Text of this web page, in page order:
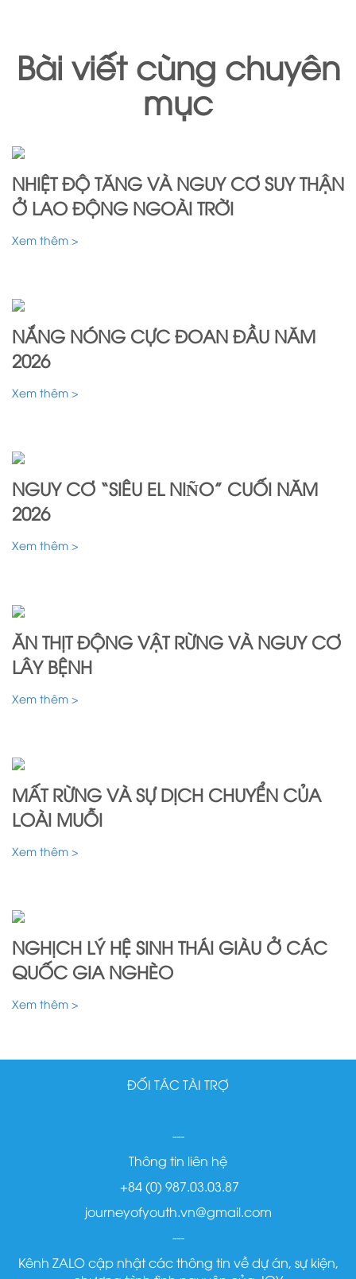
Bài viết cùng chuyên
mục
NHIỆT ĐỘ TĂNG VÀ NGUY CƠ SUY THẬN
Ở LAO ĐỘNG NGOÀI TRỜI
Xem thêm >
NẮNG NÓNG CỰC ĐOAN ĐẦU NĂM
2026
Xem thêm >
NGUY CƠ “SIÊU EL NIÑO” CUỐI NĂM
2026
Xem thêm >
ĂN THỊT ĐỘNG VẬT RỪNG VÀ NGUY CƠ
LÂY BỆNH
Xem thêm >
MẤT RỪNG VÀ SỰ DỊCH CHUYỂN CỦA
LOÀI MUỖI
Xem thêm >
NGHỊCH LÝ HỆ SINH THÁI GIÀU Ở CÁC
QUỐC GIA NGHÈO
Xem thêm >
ĐỐI TÁC TÀI TRỢ
---
Thông tin liên hệ
+84 (0) 987.03.03.87
journeyofyouth.vn@gmail.com
---
Kênh ZALO cập nhật các thông tin về dự án, sự kiện,